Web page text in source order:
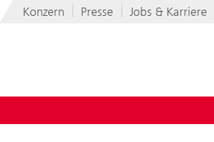
Konzern Presse Jobs & Karriere